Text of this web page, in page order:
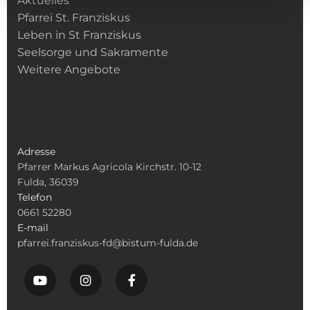
Pfarrei St. Franziskus
Leben in St Franziskus
Seelsorge und Sakramente
Weitere Angebote
Adresse
Pfarrer Markus Agricola Kirchstr. 10-12
Fulda, 36039
Telefon
0661 52280
E-mail
pfarrei.franziskus-fd@bistum-fulda.de